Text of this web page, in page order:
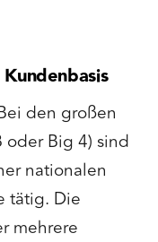
den großen
oder Big 4) sind
nationalen
tätig. Die
mehrere